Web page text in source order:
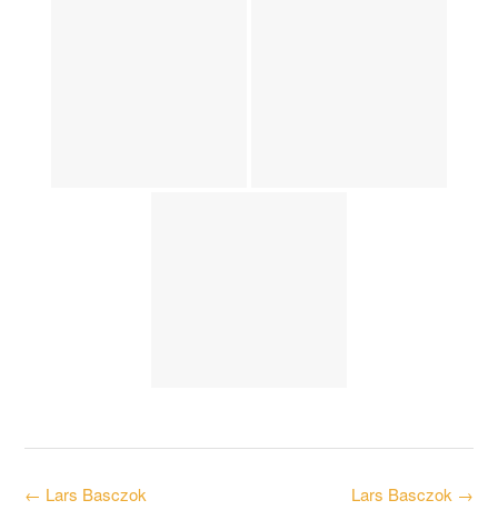
Post Lars Basczok →
← Lars Basczok